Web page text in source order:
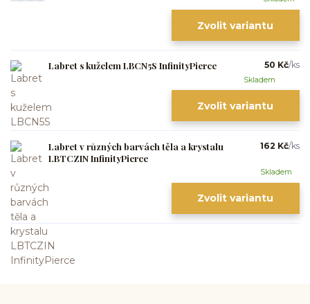
Zvolit variantu
Labret s kuželem LBCN5S InfinityPierce 50 Kč/ks
Skladem
Zvolit variantu
Labret v různých barvách těla a krystalu
LBTCZIN InfinityPierce
162 Kč/ks
Skladem
Zvolit variantu